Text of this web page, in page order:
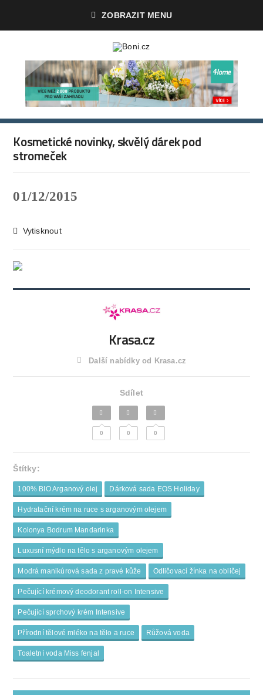
ZOBRAZIT MENU
Kosmetické novinky, skvělý dárek pod
stromeček
01/12/2015
Vytisknout
Krasa.cz
Další nabídky od Krasa.cz
Sdílet
0 0 0
Štítky:
100% BIO Arganový olej Dárková sada EOS Holiday
Hydratační krém na ruce s arganovým olejem
Kolonya Bodrum Mandarinka
Luxusní mýdlo na tělo s arganovým olejem
Modrá manikúrová sada z pravé kůže Odličovací žínka na obličej
Pečující krémový deodorant roll-on Intensive
Pečující sprchový krém Intensive
Přírodní tělové mléko na tělo a ruce Růžová voda
Toaletní voda Miss fenjal